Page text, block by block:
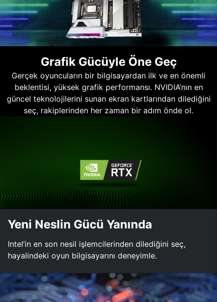
Grafik Gücüyle Öne Geç
Gerçek oyuncuların bir bilgisayardan ilk ve en önemli
beklentisi, yüksek grafik performansı. NVIDIA’nın en
güncel teknolojilerini sunan ekran kartlarından dilediğini
seç, rakiplerinden her zaman bir adım önde ol.
Yeni Neslin Gücü Yanında
Intel’in en son nesil işlemcilerinden dilediğini seç,
hayalindeki oyun bilgisayarını deneyimle.